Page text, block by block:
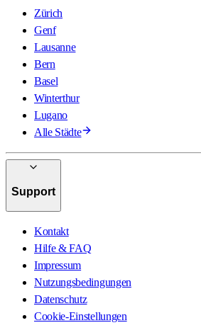
Zürich
Genf
Lausanne
Bern
Basel
Winterthur
Lugano
Alle Städte
Support
Kontakt
Hilfe & FAQ
Impressum
Nutzungsbedingungen
Datenschutz
Cookie-Einstellungen